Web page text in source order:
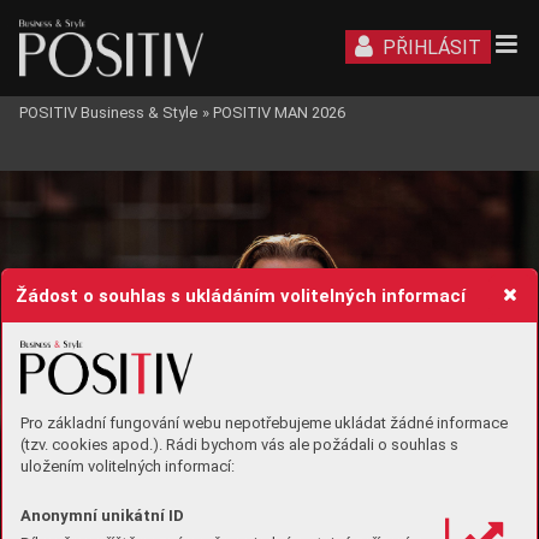
Žádost o souhlas s ukládáním volitelných informací
Pro základní fungování webu nepotřebujeme ukládat žádné informace
(tzv. cookies apod.). Rádi bychom vás ale požádali o souhlas s
uložením volitelných informací:
Anonymní unikátní ID
PŘIHLÁSIT
POSITIV Business & Style » POSITIV MAN 2026